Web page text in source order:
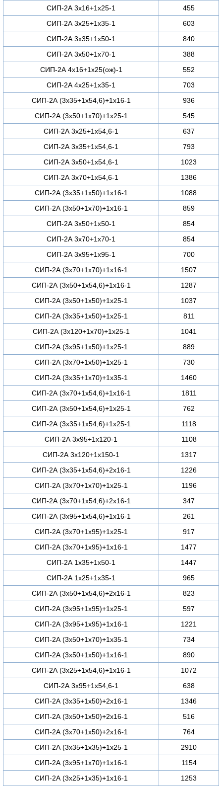
СИП-2А 3х16+1х25-1
455
СИП-2А 3х25+1х35-1
603
СИП-2А 3х35+1х50-1
840
СИП-2А 3х50+1х70-1
388
СИП-2А 4х16+1х25(ож)-1
552
СИП-2А 4х25+1х35-1
703
СИП-2А (3х35+1х54,6)+1х16-1
936
СИП-2А (3х50+1х70)+1х25-1
545
СИП-2А 3х25+1х54,6-1
637
СИП-2А 3х35+1х54,6-1
793
СИП-2А 3х50+1х54,6-1
1023
СИП-2А 3х70+1х54,6-1
1386
СИП-2А (3х35+1х50)+1х16-1
1088
СИП-2А (3х50+1х70)+1х16-1
859
СИП-2А 3х50+1х50-1
854
СИП-2А 3х70+1х70-1
854
СИП-2А 3х95+1х95-1
700
СИП-2А (3х70+1х70)+1х16-1
1507
СИП-2А (3х50+1х54,6)+1х16-1
1287
СИП-2А (3х50+1х50)+1х25-1
1037
СИП-2А (3х35+1х50)+1х25-1
811
СИП-2А (3х120+1х70)+1х25-1
1041
СИП-2А (3х95+1х50)+1х25-1
889
СИП-2А (3х70+1х50)+1х25-1
730
СИП-2А (3х35+1х70)+1х35-1
1460
СИП-2А (3х70+1х54,6)+1х16-1
1811
СИП-2А (3х50+1х54,6)+1х25-1
762
СИП-2А (3х35+1х54,6)+1х25-1
1118
СИП-2А 3х95+1х120-1
1108
СИП-2А 3х120+1х150-1
1317
СИП-2А (3х35+1х54,6)+2х16-1
1226
СИП-2А (3х70+1х70)+1х25-1
1196
СИП-2А (3х70+1х54,6)+2х16-1
347
СИП-2А (3х95+1х54,6)+1х16-1
261
СИП-2А (3х70+1х95)+1х25-1
917
СИП-2А (3х70+1х95)+1х16-1
1477
СИП-2А 1х35+1х50-1
1447
СИП-2А 1х25+1х35-1
965
СИП-2А (3х50+1х54,6)+2х16-1
823
СИП-2А (3х95+1х95)+1х25-1
597
СИП-2А (3х95+1х95)+1х16-1
1221
СИП-2А (3х50+1х70)+1х35-1
734
СИП-2А (3х50+1х50)+1х16-1
890
СИП-2А (3х25+1х54,6)+1х16-1
1072
СИП-2А 3х95+1х54,6-1
638
СИП-2А (3х35+1х50)+2х16-1
1346
СИП-2А (3х50+1х50)+2х16-1
516
СИП-2А (3х70+1х50)+2х16-1
764
СИП-2А (3х35+1х35)+1х25-1
2910
СИП-2А (3х95+1х70)+1х16-1
1154
СИП-2А (3х25+1х35)+1х16-1
1253